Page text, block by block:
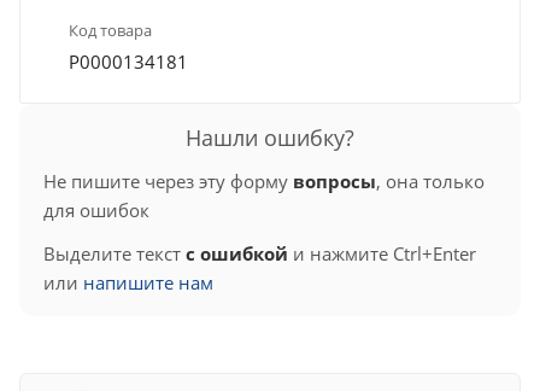
Код товара
Р0000134181
Нашли ошибку?
Не пишите через эту форму вопросы, она только
для ошибок
Выделите текст с ошибкой и нажмите Ctrl+Enter
или напишите нам